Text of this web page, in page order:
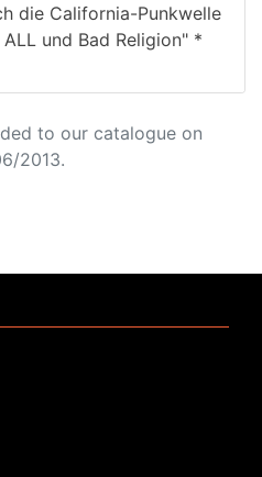
die California-Punkwelle
und Bad Religion" *
to our catalogue on
2013.